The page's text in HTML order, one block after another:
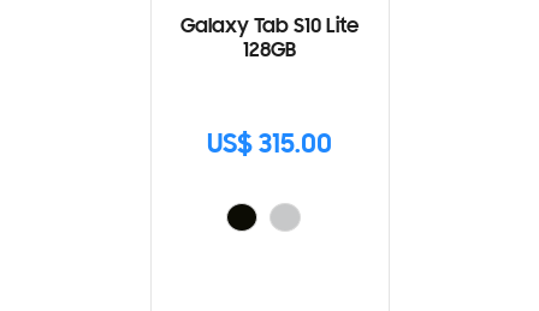
Galaxy Tab S10 Lite
128GB
US$ 315.00